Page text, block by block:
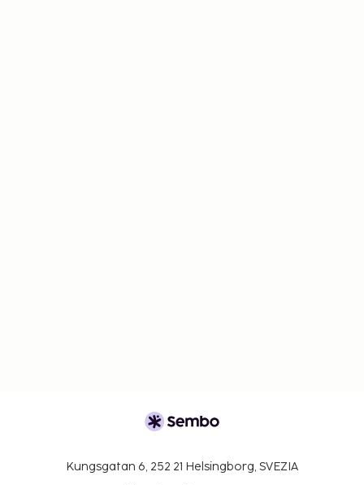
Kungsgatan 6, 252 21 Helsingborg, SVEZIA